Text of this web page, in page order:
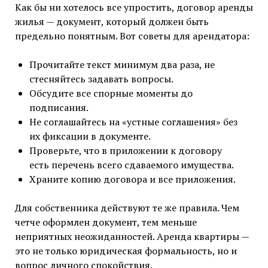
Как бы ни хотелось все упростить, договор аренды
жилья — документ, который должен быть
предельно понятным. Вот советы для арендатора:
Прочитайте текст минимум два раза, не
стесняйтесь задавать вопросы.
Обсудите все спорные моменты до
подписания.
Не соглашайтесь на «устные соглашения» без
их фиксации в документе.
Проверьте, что в приложении к договору
есть перечень всего сдаваемого имущества.
Храните копию договора и все приложения.
Для собственника действуют те же правила. Чем
четче оформлен документ, тем меньше
неприятных неожиданностей. Аренда квартиры —
это не только юридическая формальность, но и
вопрос личного спокойствия.